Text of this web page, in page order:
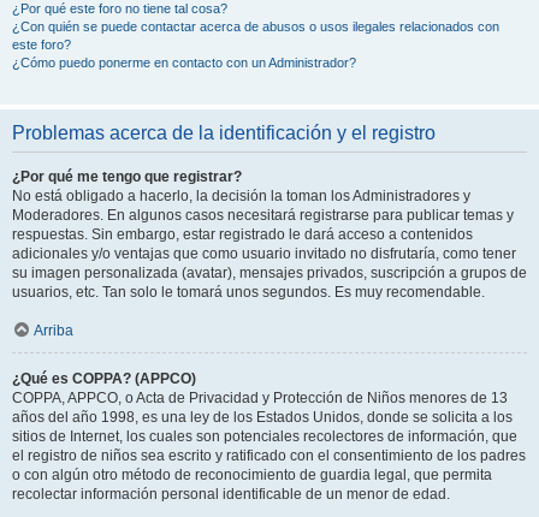
¿Por qué este foro no tiene tal cosa?
¿Con quién se puede contactar acerca de abusos o usos ilegales relacionados con
este foro?
¿Cómo puedo ponerme en contacto con un Administrador?
Problemas acerca de la identificación y el registro
¿Por qué me tengo que registrar?
No está obligado a hacerlo, la decisión la toman los Administradores y
Moderadores. En algunos casos necesitará registrarse para publicar temas y
respuestas. Sin embargo, estar registrado le dará acceso a contenidos
adicionales y/o ventajas que como usuario invitado no disfrutaría, como tener
su imagen personalizada (avatar), mensajes privados, suscripción a grupos de
usuarios, etc. Tan solo le tomará unos segundos. Es muy recomendable.
Arriba
¿Qué es COPPA? (APPCO)
COPPA, APPCO, o Acta de Privacidad y Protección de Niños menores de 13
años del año 1998, es una ley de los Estados Unidos, donde se solicita a los
sitios de Internet, los cuales son potenciales recolectores de información, que
el registro de niños sea escrito y ratificado con el consentimiento de los padres
o con algún otro método de reconocimiento de guardia legal, que permita
recolectar información personal identificable de un menor de edad.